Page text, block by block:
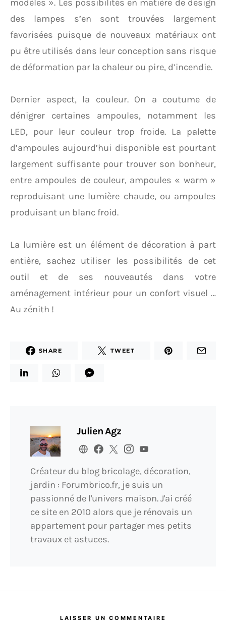
modèles ». Les possibilités en matière de design
des lampes s’en sont trouvées largement
favorisées puisque de nouveaux matériaux ont
pu être utilisés dans leur conception sans risque
de déformation par la chaleur ou pire, d’incendie.
Dernier aspect, la couleur. On a coutume de
dénigrer certaines ampoules, notamment les
LED, pour leur couleur trop froide. La palette
d’ampoules aujourd’hui disponible est pourtant
largement suffisante pour trouver son bonheur,
entre ampoules de couleur, ampoules « warm »
reproduisant une lumière chaude, ou ampoules
produisant un blanc froid.
La lumière est un élément de décoration à part
entière, sachez utiliser les possibilités de cet
outil et de ses nouveautés dans votre
aménagement intérieur pour un confort visuel …
Au zénith !
SHARE TWEET
Julien Agz
Créateur du blog bricolage, décoration,
jardin : Forumbrico.fr, je suis un
passionné de l'univers maison. J'ai créé
ce site en 2010 alors que je rénovais un
appartement pour partager mes petits
travaux et astuces.
LAISSER UN COMMENTAIRE